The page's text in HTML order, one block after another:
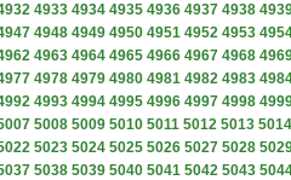
4933 4934 4935 4936 4937 4938
4948 4949 4950 4951 4952 4953
4963 4964 4965 4966 4967 4968
4978 4979 4980 4981 4982 4983
4993 4994 4995 4996 4997 4998
5008 5009 5010 5011 5012 5013 5014
5023 5024 5025 5026 5027 5028
5038 5039 5040 5041 5042 5043